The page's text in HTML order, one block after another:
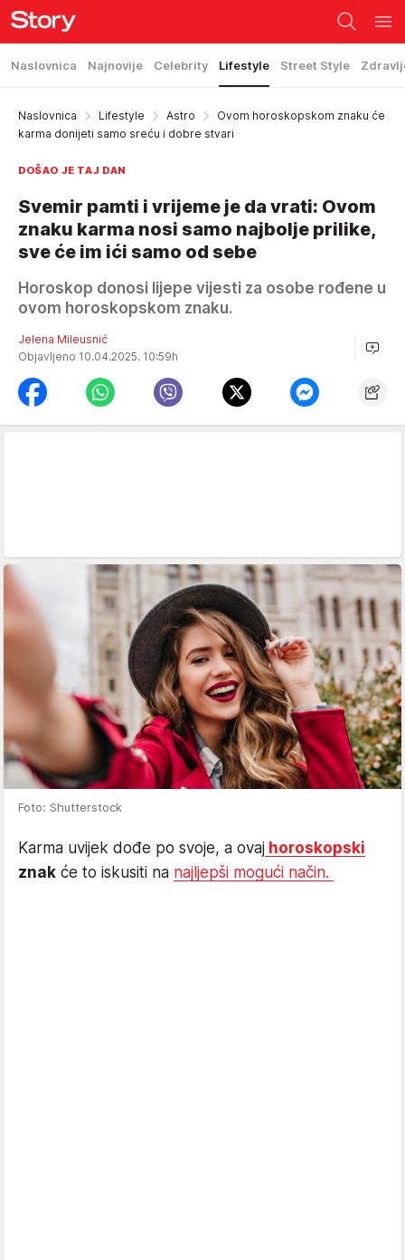
Naslovnica Najnovije Celebrity Lifestyle Street Style
Naslovnica Lifestyle Astro
Ovom horoskopskom znaku će
karma donijeti samo sreću i dobre stvari
DOŠAO JE TAJ DAN
Svemir pamti i vrijeme je da vrati: Ovom
znaku karma nosi samo najbolje prilike,
sve će im ići samo od sebe
Horoskop donosi lijepe vijesti za osobe rođene u
ovom horoskopskom znaku.
Jelena Mileusnić
Objavljeno 10.04.2025. 10:59h
Foto: Shutterstock
Karma uvijek dođe po svoje, a ovaj horoskopski
znak će to iskusiti na najljepši mogući način.